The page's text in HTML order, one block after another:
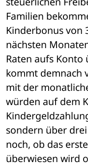
Familien
Kinderbonus von
nächsten
Raten aufs Konto
kommt demnach
mit der
würden auf dem
sondern über
noch, ob das
überwiesen wird